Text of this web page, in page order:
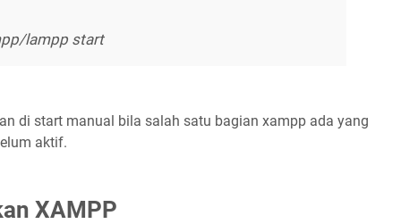
lampp start
di start manual bila salah satu bagian xampp ada yang
aktif.
XAMPP